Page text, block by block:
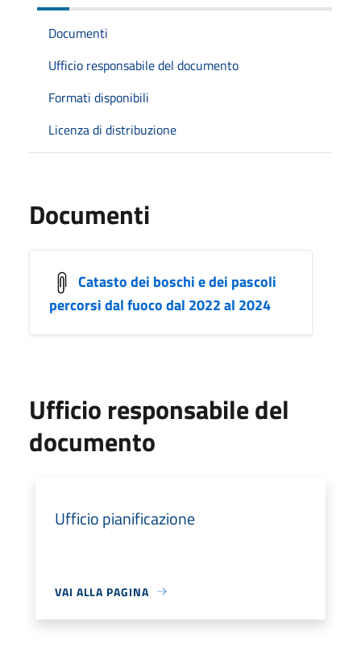
Documenti
Ufficio responsabile del documento
Formati disponibili
Licenza di distribuzione
Documenti
Catasto dei boschi e dei pascoli
percorsi dal fuoco dal 2022 al 2024
Ufficio responsabile del
documento
Ufficio pianificazione
VAI ALLA PAGINA